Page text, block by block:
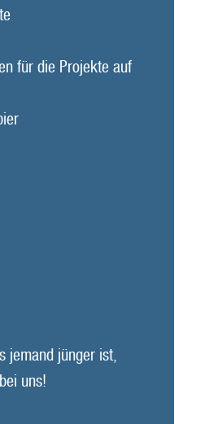
für die Projekte auf
jemand jünger ist,
uns!